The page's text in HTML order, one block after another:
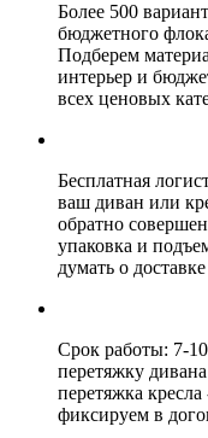
Более 500
бюджетного
Подберем
интерьер и
всех ценовых
Бесплатная
ваш диван или
обратно
упаковка и
думать о
Срок работы: 7-
перетяжку
перетяжка
фиксируем в